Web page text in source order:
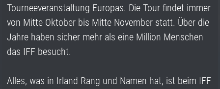
Tourneeveranstaltung Europas. Die Tour findet immer
von Mitte Oktober bis Mitte November statt. Über die
Jahre haben sicher mehr als eine Million Menschen
das IFF besucht.
Alles, was in Irland Rang und Namen hat, ist beim IFF